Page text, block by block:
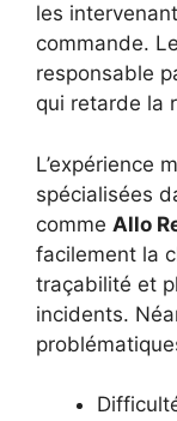
les
commande.
responsable
qui retarde la
L’expérience
spécialisées
comme Allo
facilement la
traçabilité et
incidents.